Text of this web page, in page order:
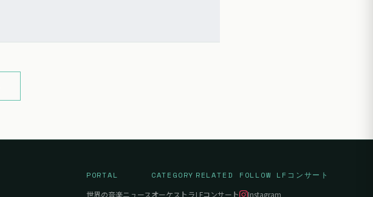
PORTAL
世界の音楽ニュース
CATEGORY
オーケストラ
RELATED
LFコンサート
FOLLOW LFコンサート
Instagram